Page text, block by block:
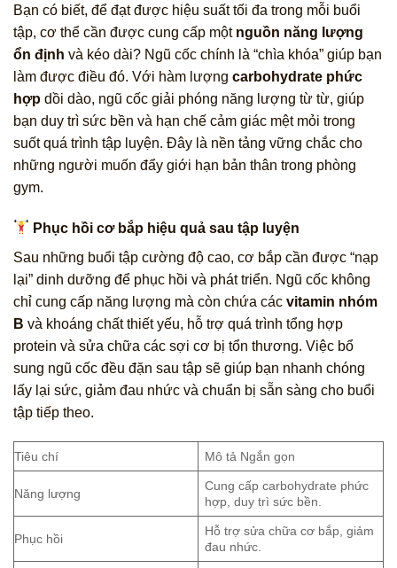
Bạn có biết, để đạt được hiệu suất tối đa trong mỗi buổi
tập, cơ thể cần được cung cấp một nguồn năng lượng
ổn định và kéo dài? Ngũ cốc chính là “chìa khóa” giúp bạn
làm được điều đó. Với hàm lượng carbohydrate phức
hợp dồi dào, ngũ cốc giải phóng năng lượng từ từ, giúp
bạn duy trì sức bền và hạn chế cảm giác mệt mỏi trong
suốt quá trình tập luyện. Đây là nền tảng vững chắc cho
những người muốn đẩy giới hạn bản thân trong phòng
gym.
Phục hồi cơ bắp hiệu quả sau tập luyện
Sau những buổi tập cường độ cao, cơ bắp cần được “nạp
lại” dinh dưỡng để phục hồi và phát triển. Ngũ cốc không
chỉ cung cấp năng lượng mà còn chứa các vitamin nhóm
B và khoáng chất thiết yếu, hỗ trợ quá trình tổng hợp
protein và sửa chữa các sợi cơ bị tổn thương. Việc bổ
sung ngũ cốc đều đặn sau tập sẽ giúp bạn nhanh chóng
lấy lại sức, giảm đau nhức và chuẩn bị sẵn sàng cho buổi
tập tiếp theo.
Tiêu chí Mô tả Ngắn gọn
Năng lượng
Cung cấp carbohydrate phức
hợp, duy trì sức bền.
Phục hồi
Hỗ trợ sửa chữa cơ bắp, giảm
đau nhức.